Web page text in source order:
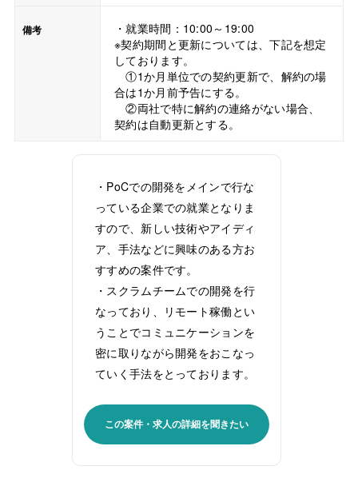
備考
・就業時間：10:00～19:00
※契約期間と更新については、下記を想定
しております。
①1か月単位での契約更新で、解約の場
合は1か月前予告にする。
②両社で特に解約の連絡がない場合、
契約は自動更新とする。
・PoCでの開発をメインで行な
っている企業での就業となりま
すので、新しい技術やアイディ
ア、手法などに興味のある方お
すすめの案件です。
・スクラムチームでの開発を行
なっており、リモート稼働とい
うことでコミュニケーションを
密に取りながら開発をおこなっ
ていく手法をとっております。
この案件・求人の詳細を聞きたい